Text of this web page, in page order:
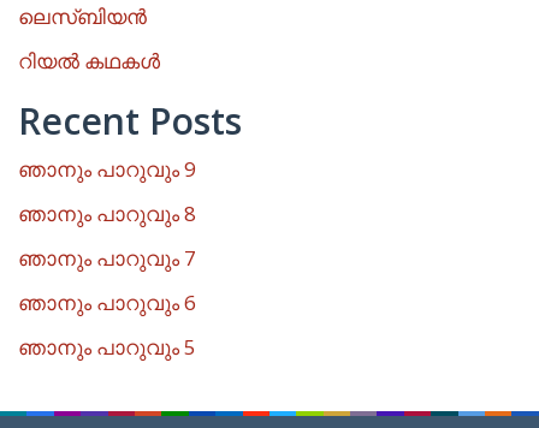
ലെസ്ബിയൻ
റിയൽ കഥകൾ
Recent Posts
ഞാനും പാറുവും 9
ഞാനും പാറുവും 8
ഞാനും പാറുവും 7
ഞാനും പാറുവും 6
ഞാനും പാറുവും 5